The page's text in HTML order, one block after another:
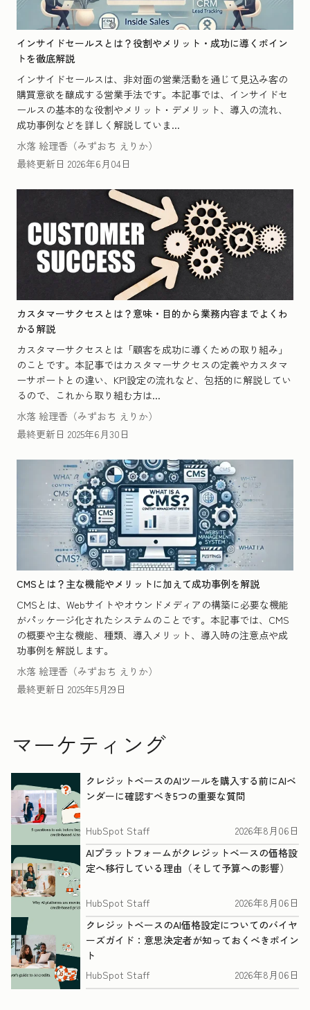
インサイドセールスとは？役割やメリット・成功に導くポイン
トを徹底解説
インサイドセールスは、非対面の営業活動を通じて見込み客の
購買意欲を醸成する営業手法です。本記事では、インサイドセ
ールスの基本的な役割やメリット・デメリット、導入の流れ、
成功事例などを詳しく解説していま...
水落 絵理香（みずおち えりか）
最終更新日 2026年6月04日
カスタマーサクセスとは？意味・目的から業務内容までよくわ
かる解説
カスタマーサクセスとは「顧客を成功に導くための取り組み」
のことです。本記事ではカスタマーサクセスの定義やカスタマ
ーサポートとの違い、KPI設定の流れなど、包括的に解説してい
るので、これから取り組む方は...
水落 絵理香（みずおち えりか）
最終更新日 2025年6月30日
CMSとは？主な機能やメリットに加えて成功事例を解説
CMSとは、Webサイトやオウンドメディアの構築に必要な機能
がパッケージ化されたシステムのことです。本記事では、CMS
の概要や主な機能、種類、導入メリット、導入時の注意点や成
功事例を解説します。
水落 絵理香（みずおち えりか）
最終更新日 2025年5月29日
マーケティング
クレジットベースのAIツールを購入する前にAIベ
ンダーに確認すべき5つの重要な質問
HubSpot Staff
2026年8月06日
AIプラットフォームがクレジットベースの価格設
定へ移行している理由（そして予算への影響）
HubSpot Staff
2026年8月06日
クレジットベースのAI価格設定についてのバイヤ
ーズガイド：意思決定者が知っておくべきポイン
ト
HubSpot Staff
2026年8月06日